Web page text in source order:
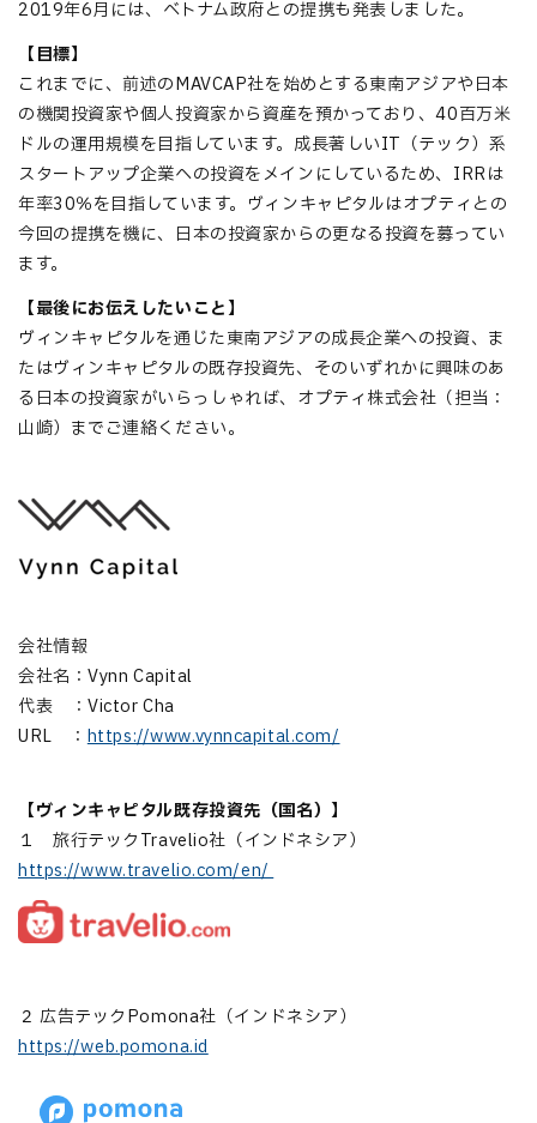
2019年6月には、ベトナム政府との提携も発表しました。
【目標】
これまでに、前述のMAVCAP社を始めとする東南アジアや日本
の機関投資家や個人投資家から資産を預かっており、40百万米
ドルの運用規模を目指しています。成長著しいIT（テック）系
スタートアップ企業への投資をメインにしているため、IRRは
年率30％を目指しています。ヴィンキャピタルはオプティとの
今回の提携を機に、日本の投資家からの更なる投資を募ってい
ます。
【最後にお伝えしたいこと】
ヴィンキャピタルを通じた東南アジアの成長企業への投資、ま
たはヴィンキャピタルの既存投資先、そのいずれかに興味のあ
る日本の投資家がいらっしゃれば、オプティ株式会社（担当：
山崎）までご連絡ください。
会社情報
会社名：Vynn Capital
代表 ：Victor Cha
URL ： https://www.vynncapital.com/
【ヴィンキャピタル既存投資先（国名） 】
１ 旅行テックTravelio社（インドネシア）
https://www.travelio.com/en/
２ 広告テックPomona社（インドネシア）
https://web.pomona.id